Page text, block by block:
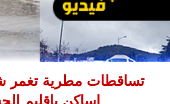
تساقطات مطرية تغمر
إساكن بإقليم